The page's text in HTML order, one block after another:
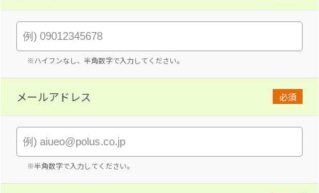
※ハイフンなし、半角数字で入力してください。
メールアドレス 必須
※半角数字で入力してください。